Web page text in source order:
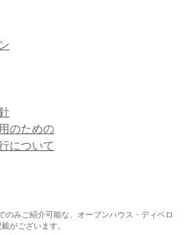
のための
について
みご紹介可能な、オープンハウス・ディベロ
がございます。